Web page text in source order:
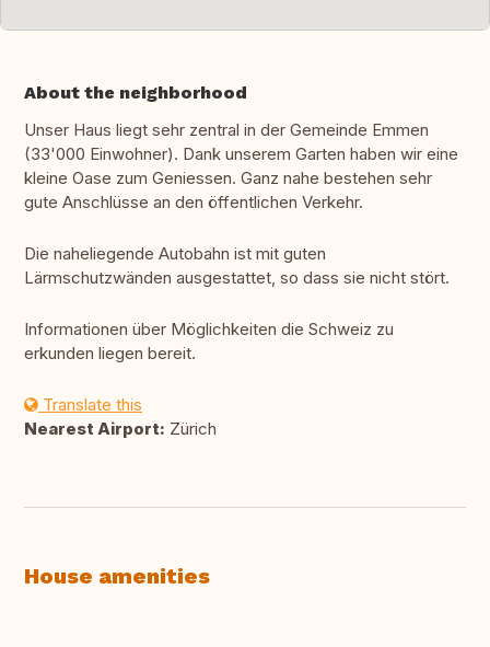
About the neighborhood
Unser Haus liegt sehr zentral in der Gemeinde Emmen
(33'000 Einwohner). Dank unserem Garten haben wir eine
kleine Oase zum Geniessen. Ganz nahe bestehen sehr
gute Anschlüsse an den öffentlichen Verkehr.
Die naheliegende Autobahn ist mit guten
Lärmschutzwänden ausgestattet, so dass sie nicht stört.
Informationen über Möglichkeiten die Schweiz zu
erkunden liegen bereit.
Translate this
Nearest Airport: Zürich
House amenities